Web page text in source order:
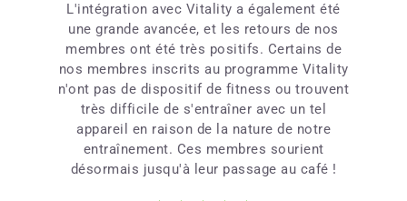
L'intégration avec Vitality a également été
une grande avancée, et les retours de nos
membres ont été très positifs. Certains de
nos membres inscrits au programme Vitality
n'ont pas de dispositif de fitness ou trouvent
très difficile de s'entraîner avec un tel
appareil en raison de la nature de notre
entraînement. Ces membres sourient
désormais jusqu'à leur passage au café !